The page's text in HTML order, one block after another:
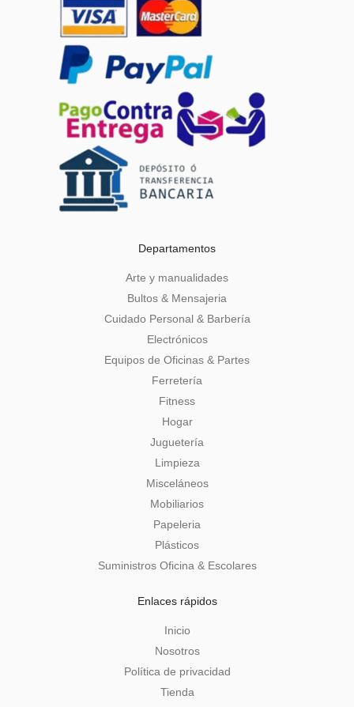
Departamentos
Arte y manualidades
Bultos & Mensajeria
Cuidado Personal & Barbería
Electrónicos
Equipos de Oficinas & Partes
Ferretería
Fitness
Hogar
Juguetería
Limpieza
Misceláneos
Mobiliarios
Papeleria
Plásticos
Suministros Oficina & Escolares
Enlaces rápidos
Inicio
Nosotros
Política de privacidad
Tienda